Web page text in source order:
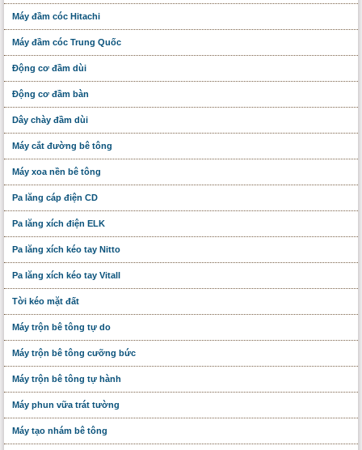
Máy đầm cóc Hitachi
Máy đầm cóc Trung Quốc
Động cơ đầm dùi
Động cơ đầm bàn
Dây chày đầm dùi
Máy cắt đường bê tông
Máy xoa nền bê tông
Pa lăng cáp điện CD
Pa lăng xích điện ELK
Pa lăng xích kéo tay Nitto
Pa lăng xích kéo tay Vitall
Tời kéo mặt đất
Máy trộn bê tông tự do
Máy trộn bê tông cưỡng bức
Máy trộn bê tông tự hành
Máy phun vữa trát tường
Máy tạo nhám bê tông